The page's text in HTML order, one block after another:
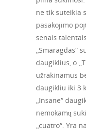
ne tik suteikia
pasakojimo
senais
„Smaragdas“
daugiklius, o
užrakinamus
daugikliu iki 3
„Insane“
nemokamų
„cuatro“. Yra